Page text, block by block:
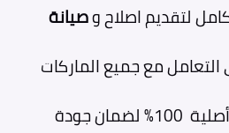
لتقديم اصلاح وصيانة
مع جميع الماركات
نستخدم قطع غيار أصلية 100% لضمان جودة